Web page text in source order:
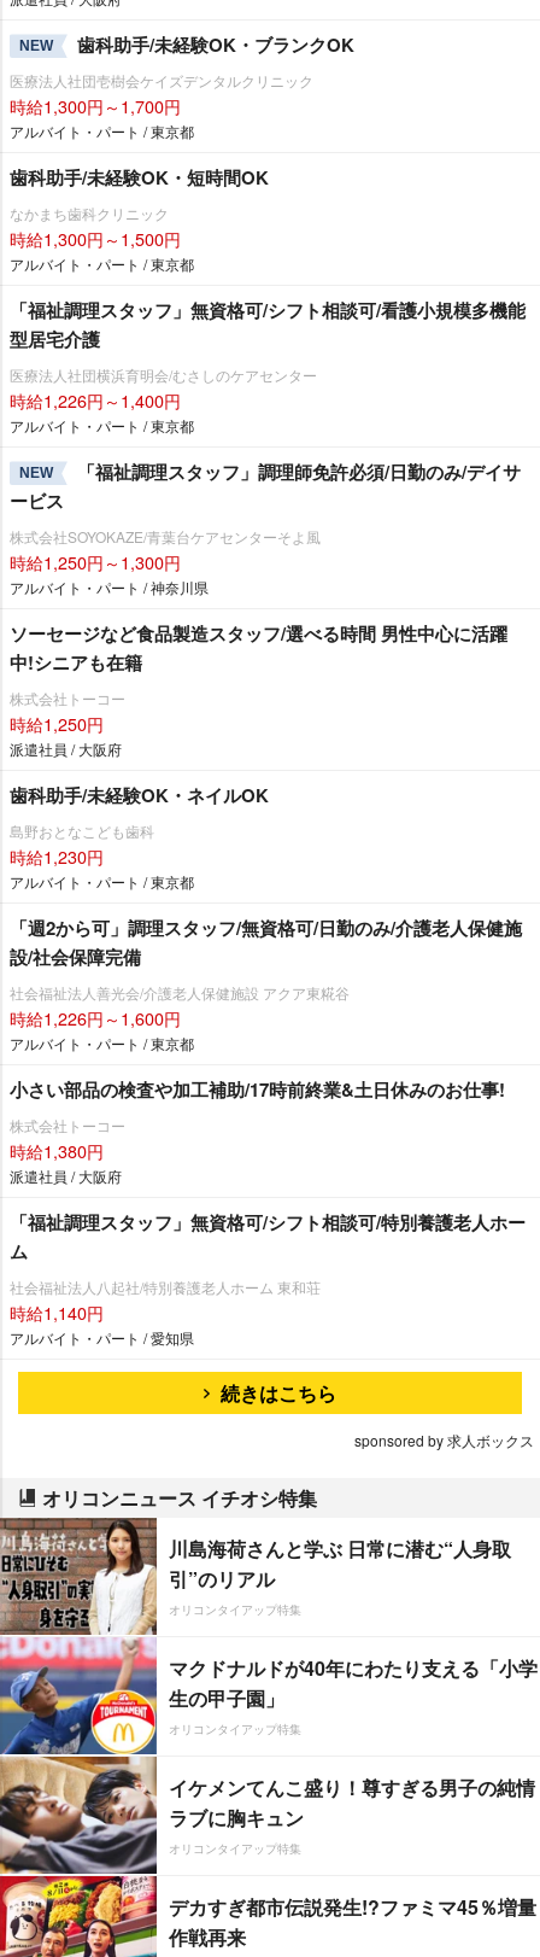
NEW 歯科助手/未経験OK・ブランクOK
医療法人社団壱樹会ケイズデンタルクリニック
時給1,300円～1,700円
アルバイト・パート / 東京都
歯科助手/未経験OK・短時間OK
なかまち歯科クリニック
時給1,300円～1,500円
アルバイト・パート / 東京都
「福祉調理スタッフ」無資格可/シフト相談可/看護小規模多機能
型居宅介護
医療法人社団横浜育明会/むさしのケアセンター
時給1,226円～1,400円
アルバイト・パート / 東京都
NEW
「福祉調理スタッフ」調理師免許必須/日勤のみ/デイサ
ービス
株式会社SOYOKAZE/青葉台ケアセンターそよ風
時給1,250円～1,300円
アルバイト・パート / 神奈川県
ソーセージなど食品製造スタッフ/選べる時間 男性中心に活躍
中!シニアも在籍
株式会社トーコー
時給1,250円
派遣社員 / 大阪府
歯科助手/未経験OK・ネイルOK
島野おとなこども歯科
時給1,230円
アルバイト・パート / 東京都
「週2から可」調理スタッフ/無資格可/日勤のみ/介護老人保健施
設/社会保障完備
社会福祉法人善光会/介護老人保健施設 アクア東糀谷
時給1,226円～1,600円
アルバイト・パート / 東京都
小さい部品の検査や加工補助/17時前終業&土日休みのお仕事!
株式会社トーコー
時給1,380円
派遣社員 / 大阪府
「福祉調理スタッフ」無資格可/シフト相談可/特別養護老人ホー
ム
社会福祉法人八起社/特別養護老人ホーム 東和荘
時給1,140円
アルバイト・パート / 愛知県
続きはこちら
sponsored by 求人ボックス
オリコンニュース イチオシ特集
川島海荷さんと学ぶ 日常に潜む“人身取
引”のリアル
オリコンタイアップ特集
マクドナルドが40年にわたり支える「小学
生の甲子園」
オリコンタイアップ特集
イケメンてんこ盛り！尊すぎる男子の純情
ラブに胸キュン
オリコンタイアップ特集
デカすぎ都市伝説発生!?ファミマ45％増量
作戦再来